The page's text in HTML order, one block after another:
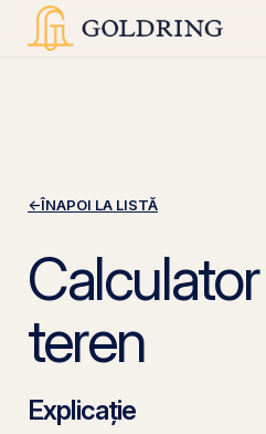
←ÎNAPOI LA LISTĂ
teren
Explicație